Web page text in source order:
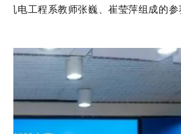
机电工程系教师张巍、崔莹萍组成的